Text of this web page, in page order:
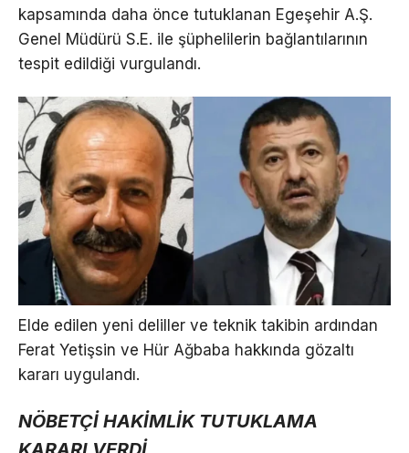
kapsamında daha önce tutuklanan Egeşehir A.Ş.
Genel Müdürü S.E. ile şüphelilerin bağlantılarının
tespit edildiği vurgulandı.
Elde edilen yeni deliller ve teknik takibin ardından
Ferat Yetişsin ve Hür Ağbaba hakkında gözaltı
kararı uygulandı.
NÖBETÇİ HAKİMLİK TUTUKLAMA